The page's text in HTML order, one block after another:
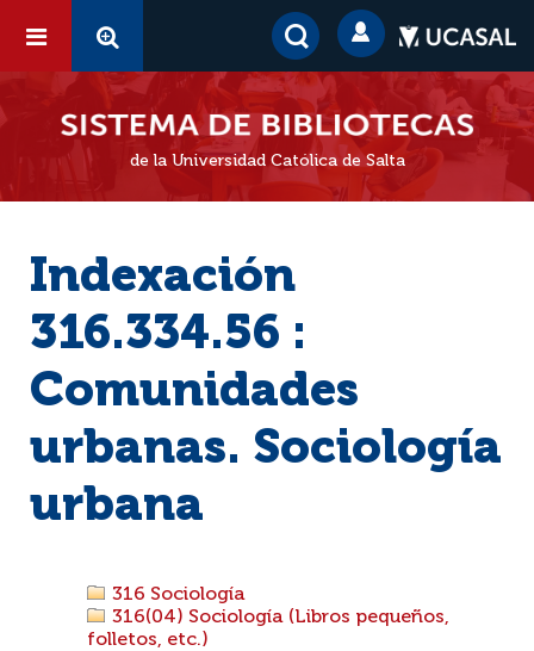
de la Universidad Católica de Salta
Indexación
316.334.56 :
Comunidades
urbanas. Sociología
urbana
316 Sociología
316(04) Sociología (Libros pequeños,
folletos, etc.)